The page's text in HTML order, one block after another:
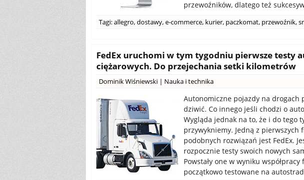
przewoźników, dlatego też
Tagi:allegro,dostawy,e-commerce, kurier, paczkomat, przewoźnik,
FedEx uruchomi w tym tygodniu pierwsze testy
ciężarowych. Do przejechania setki kilometrów
Dominik Wiśniewski | Nauka i technika
Autonomiczne pojazdy na drogach
dziwić. Co innego jeśli chodzi o
Wygląda jednak na to, że i do tego
przywykniemy. Jedną z pierwszych
podobnych rozwiązań jest FedEx.
rozpocznie testy swoich nowych
Powstały one w wyniku
początkowo testowane na